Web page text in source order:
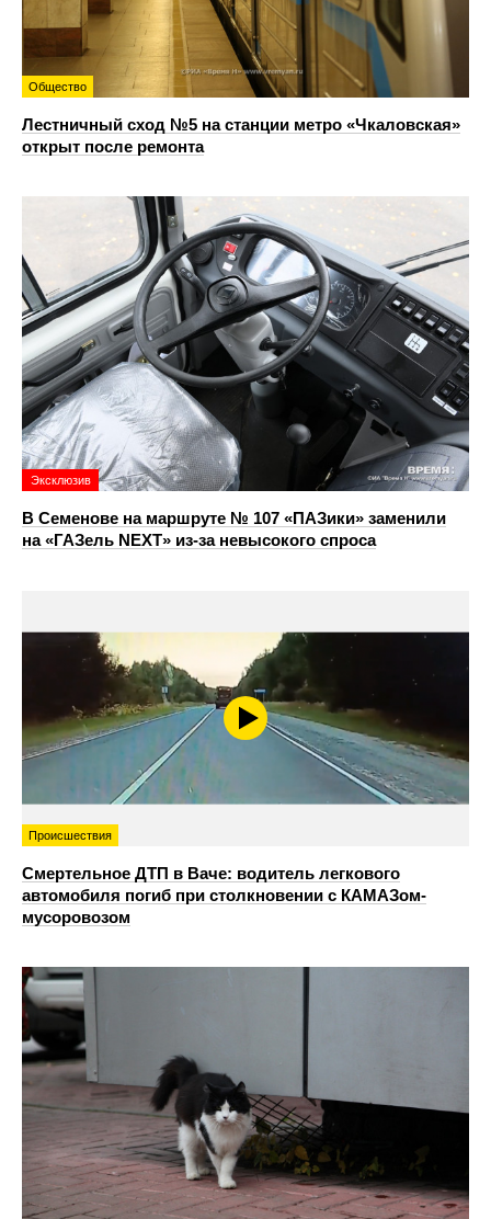
Общество
Лестничный сход №5 на станции метро «Чкаловская»
открыт после ремонта
Эксклюзив
В Семенове на маршруте № 107 «ПАЗики» заменили
на «ГАЗель NEXT» из‑за невысокого спроса
Происшествия
Смертельное ДТП в Ваче: водитель легкового
автомобиля погиб при столкновении с КАМАЗом-
мусоровозом